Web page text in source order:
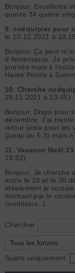
Bonjour, Excellente
quinze 34 quatre
9. coéquipier pour
le 10.12.2021 à
Bonjour, Ça peut
d'Annemasse. Je
journée mais à
Haute Pointe à
10. Cherche
29.11.2021 à 13:45)
Bonjour, Dispo pour
décembre. J'ai
retour juste pour les
(jusqu'au 5.3) mais
11. Vacance Noël
13:32)
Bonjour, Je cherche
entre le 20 et le 30
Idéalement je
montant par le
conditions. J...
Chercher
Sujets uniquement